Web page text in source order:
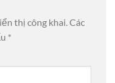
thị công khai.Các
*